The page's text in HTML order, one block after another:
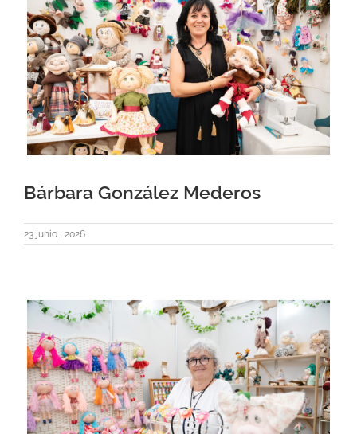
Bárbara González Mederos
23 junio , 2026